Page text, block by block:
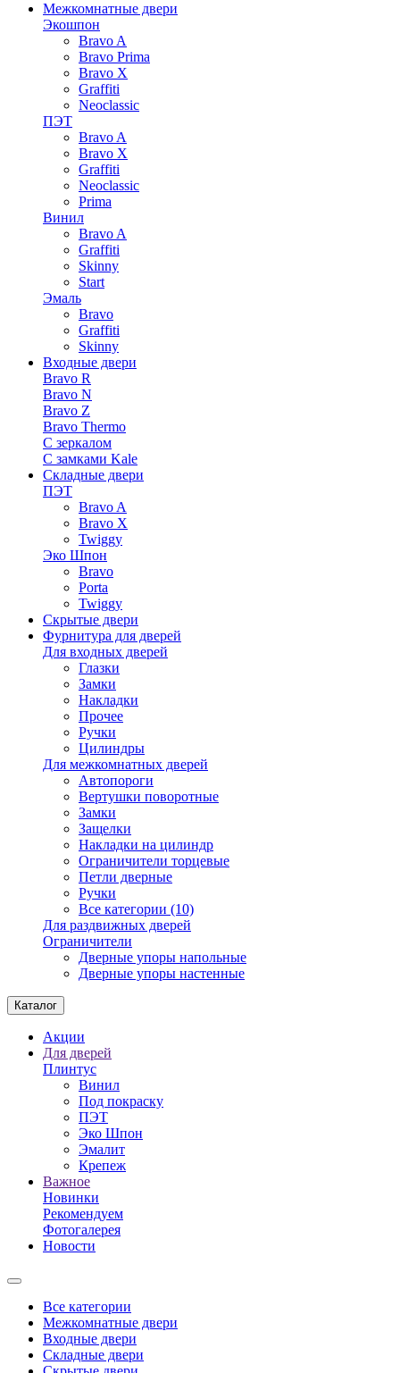
Межкомнатные двери
Экошпон
Bravo A
Bravo Prima
Bravo X
Graffiti
Neoclassic
ПЭТ
Bravo A
Bravo X
Graffiti
Neoclassic
Prima
Винил
Bravo A
Graffiti
Skinny
Start
Эмаль
Bravo
Graffiti
Skinny
Входные двери
Bravo R
Bravo N
Bravo Z
Bravo Thermo
С зеркалом
С замками Kale
Складные двери
ПЭТ
Bravo A
Bravo X
Twiggy
Эко Шпон
Bravo
Porta
Twiggy
Скрытые двери
Фурнитура для дверей
Для входных дверей
Глазки
Замки
Накладки
Прочее
Ручки
Цилиндры
Для межкомнатных дверей
Автопороги
Вертушки поворотные
Замки
Защелки
Накладки на цилиндр
Ограничители торцевые
Петли дверные
Ручки
Все категории (10)
Для раздвижных дверей
Ограничители
Дверные упоры напольные
Дверные упоры настенные
Каталог
Акции
Для дверей
Плинтус
Винил
Под покраску
ПЭТ
Эко Шпон
Эмалит
Крепеж
Важное
Новинки
Рекомендуем
Фотогалерея
Новости
Все категории
Межкомнатные двери
Входные двери
Складные двери